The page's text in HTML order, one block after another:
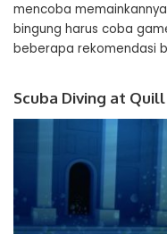
mencoba
bingung harus coba
beberapa rekomendasi
Scuba Diving at